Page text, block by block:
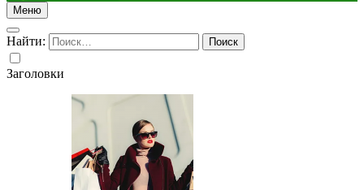
Меню
Найти:
Заголовки